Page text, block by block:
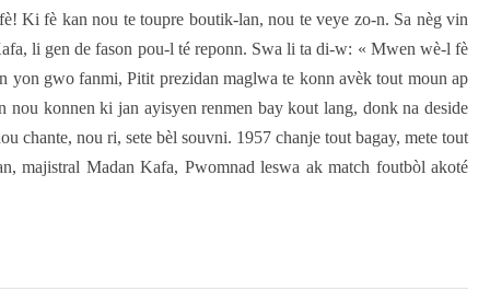
Ki fè kan nou te toupre boutik-lan, nou te veye zo-n. Sa nèg vin
li gen de fason pou-l té reponn. Swa li ta di-w: « Mwen wè-l fè
yon gwo fanmi, Pitit prezidan maglwa te konn avèk tout moun ap
konnen ki jan ayisyen renmen bay kout lang, donk na deside
chante, nou ri, sete bèl souvni. 1957 chanje tout bagay, mete tout
majistral Madan Kafa, Pwomnad leswa ak match foutbòl akoté